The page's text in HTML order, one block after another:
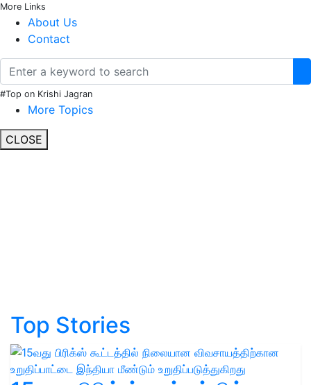
More Links
About Us
Contact
#Top on Krishi Jagran
More Topics
CLOSE
Top Stories